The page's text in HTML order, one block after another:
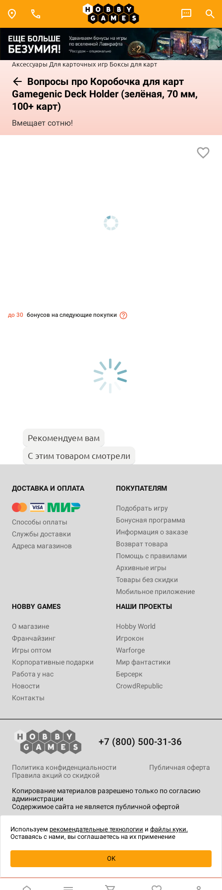
Аксессуары Для карточных игр Боксы для карт
Вопросы про Коробочка для карт
Gamegenic Deck Holder (зелёная, 70 мм,
100+ карт)
Вмещает сотню!
Уведомить о наличии
до 30 бонусов на следующие покупки
Рекомендуем вам
С этим товаром смотрели
ДОСТАВКА И ОПЛАТА
Способы оплаты
Службы доставки
Адреса магазинов
ПОКУПАТЕЛЯМ
Подобрать игру
Бонусная программа
Информация о заказе
Возврат товара
Помощь с правилами
Архивные игры
Товары без скидки
Мобильное приложение
HOBBY GAMES
О магазине
Франчайзинг
Игры оптом
Корпоративные подарки
Работа у нас
Новости
Контакты
НАШИ ПРОЕКТЫ
Hobby World
Игрокон
Warforge
Мир фантастики
Берсерк
CrowdRepublic
+7 (800) 500-31-36
Копирование материалов разрешено только по согласию
администрации
Содержимое сайта не является публичной офертой
Политика конфиденциальности
Публичная оферта
Правила акций со скидкой
технологии.
Используем рекомендательные технологии и файлы куки.
Оставаясь с нами, вы соглашаетесь на их применение
OK